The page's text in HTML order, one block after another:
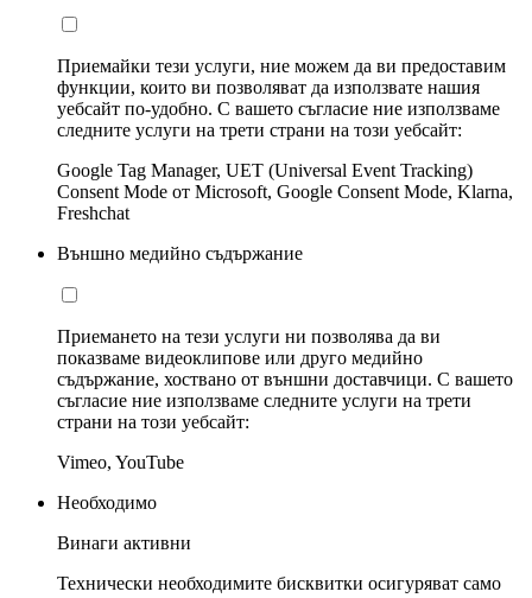
Приемайки тези услуги, ние можем да ви предоставим
функции, които ви позволяват да използвате нашия
уебсайт по-удобно. С вашето съгласие ние използваме
следните услуги на трети страни на този уебсайт:
Google Tag Manager, UET (Universal Event Tracking)
Consent Mode от Microsoft, Google Consent Mode, Klarna,
Freshchat
Външно медийно съдържание
Приемането на тези услуги ни позволява да ви
показваме видеоклипове или друго медийно
съдържание, хоствано от външни доставчици. С вашето
съгласие ние използваме следните услуги на трети
страни на този уебсайт:
Vimeo, YouTube
Необходимо
Винаги активни
Технически необходимите бисквитки осигуряват само